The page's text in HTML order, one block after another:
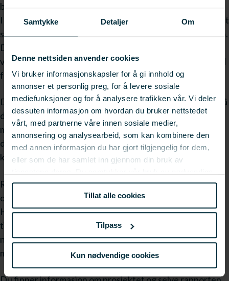
Samtykke Detaljer Om
Denne nettsiden anvender cookies
Vi bruker informasjonskapsler for å gi innhold og
annonser et personlig preg, for å levere sosiale
mediefunksjoner og for å analysere trafikken vår. Vi deler
dessuten informasjon om hvordan du bruker nettstedet
vårt, med partnerne våre innen sosiale medier,
annonsering og analysearbeid, som kan kombinere den
med annen informasjon du har gjort tilgjengelig for dem,
eller som de har samlet inn gjennom din bruk av
informasjonskapsler ved å bruke nettstedet vårt.
Tillat alle cookies
Tilpass
Kun nødvendige cookies
bidrag.
I en diskusjon om "hva vi skal leve av etter oljen" dreier det
seg om hva som skal finansere landets velferd i fremtiden.
Da er begrepet verdiskaping helt sentralt, det er
verdiskapingen som sier noe om hva en sektor bidrar med
for å finansiere velferden.
Dette er bakgrunnen for at FHF forespurte SINTEF om å
dokumentere og analysere hva verdiskapingen i norsk
matproduksjon som helhet er. Dette er i forlengelsen av
den brede verdiskapingsanalyse av sjømatnæringen som
kom høsten 2015.
Rapporten har ikke overraskende alt skapt betydelig
oppmerksomhet.
Her foreligger rapporten, den er særdeles lett
tilgjengelig, og derved et nyttig verktøy for aktører i
næringen og andre som søker korrekt innsikt i hva norsk
matproduksjon er.